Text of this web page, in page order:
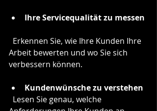
Ihre Servicequalität zu messen
Arbeit bewerten und wo Sie sich
verbessern können.
Kundenwünsche zu verstehen